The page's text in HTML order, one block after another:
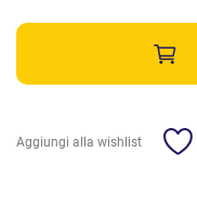
Aggiungi alla wishlist